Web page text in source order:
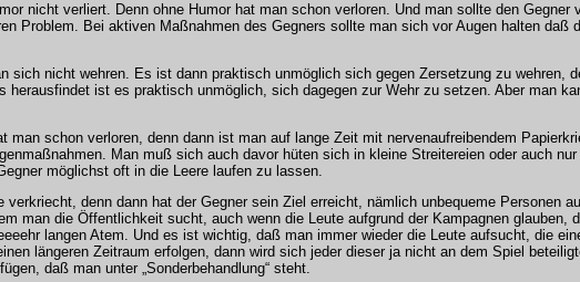
nicht verliert. Denn ohne Humor hat man schon verloren. Und man sollte den
Problem. Bei aktiven Maßnahmen des Gegners sollte man sich vor Augen halten
nicht wehren. Es ist dann praktisch unmöglich sich gegen Zersetzung zu wehren,
ist es praktisch unmöglich, sich dagegen zur Wehr zu setzen. Aber man
schon verloren, denn dann ist man auf lange Zeit mit nervenaufreibendem
Man muß sich auch davor hüten sich in kleine Streitereien oder auch
möglichst oft in die Leere laufen zu lassen.
denn dann hat der Gegner sein Ziel erreicht, nämlich unbequeme Personen
man die Öffentlichkeit sucht, auch wenn die Leute aufgrund der Kampagnen
langen Atem. Und es ist wichtig, daß man immer wieder die Leute aufsucht, die
längeren Zeitraum erfolgen, dann wird sich jeder dieser ja nicht an dem Spiel
daß man unter „Sonderbehandlung“ steht.